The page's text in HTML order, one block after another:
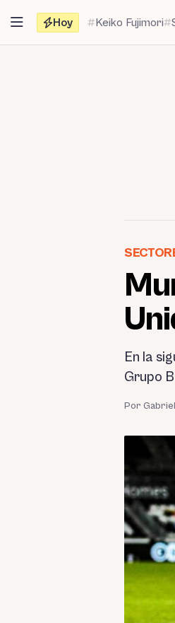
contenido
Hoy Keiko Fujimori
En la
Grupo
Por